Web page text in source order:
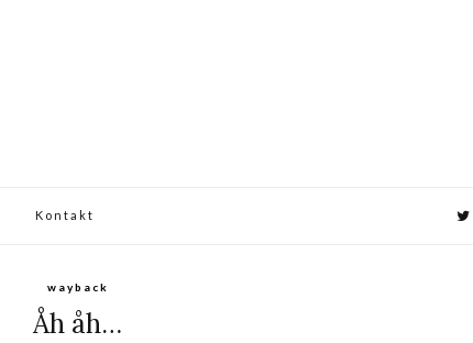
Kontakt
wayback
Åh åh…